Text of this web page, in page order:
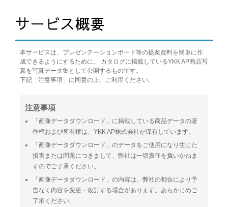
サービス概要
本サービスは、プレゼンテーションボード等の提案資料を簡単に作
成できるようにするために、 カタログに掲載しているYKK AP商品写
真を写真データ集として公開するものです。
下記「注意事項」に同意の上、ご利用ください。
注意事項
「画像データダウンロード」に掲載している商品データの著
作権および所有権は、YKK AP株式会社が保有しています。
「画像データダウンロード」のデータをご使用になり生じた
損害または問題につきまして、弊社は一切責任を負いかねま
すのでご了承ください。
「画像データダウンロード」の内容は、弊社の都合により予
告なく内容を変更・改訂する場合があります。あらかじめご
了承ください。